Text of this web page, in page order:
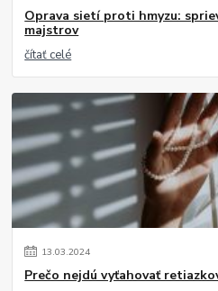
Oprava sietí proti hmyzu:
majstrov
čítať celé
13.03.2024
Prečo nejdú vyťahovať